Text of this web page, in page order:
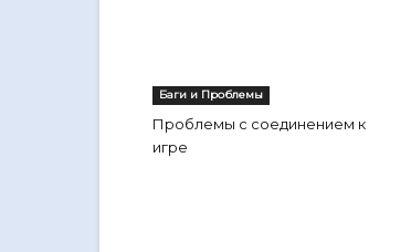
Баги и Проблемы
Проблемы с соединением к
игре